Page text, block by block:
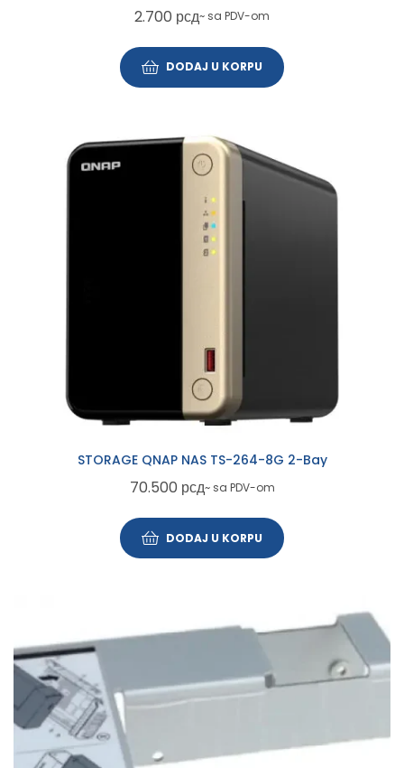
2.700 рсд~ sa PDV-om
DODAJ U KORPU
STORAGE QNAP NAS TS-264-8G 2-Bay
70.500 рсд~ sa PDV-om
DODAJ U KORPU